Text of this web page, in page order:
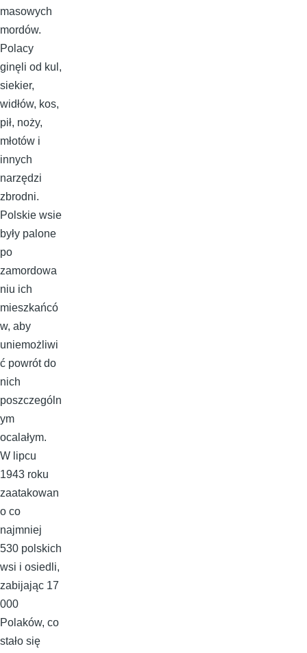
masowych
mordów.
Polacy
ginęli od kul,
siekier,
widłów, kos,
pił, noży,
młotów i
innych
narzędzi
zbrodni.
Polskie wsie
były palone
po
zamordowa
niu ich
mieszkańcó
w, aby
uniemożliwi
ć powrót do
nich
poszczególn
ym
ocalałym.
W lipcu
1943 roku
zaatakowan
o co
najmniej
530 polskich
wsi i osiedli,
zabijając 17
000
Polaków, co
stało się